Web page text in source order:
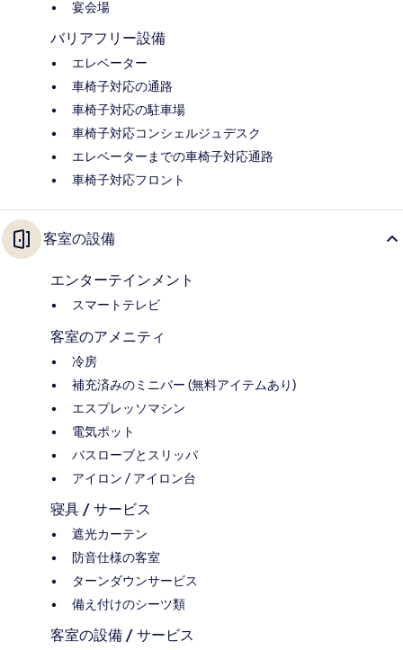
宴会場
バリアフリー設備
エレベーター
車椅子対応の通路
車椅子対応の駐車場
車椅子対応コンシェルジュデスク
エレベーターまでの車椅子対応通路
車椅子対応フロント
客室の設備
エンターテインメント
スマートテレビ
客室のアメニティ
冷房
補充済みのミニバー (無料アイテムあり)
エスプレッソマシン
電気ポット
バスローブとスリッパ
アイロン / アイロン台
寝具 / サービス
遮光カーテン
防音仕様の客室
ターンダウンサービス
備え付けのシーツ類
客室の設備 / サービス